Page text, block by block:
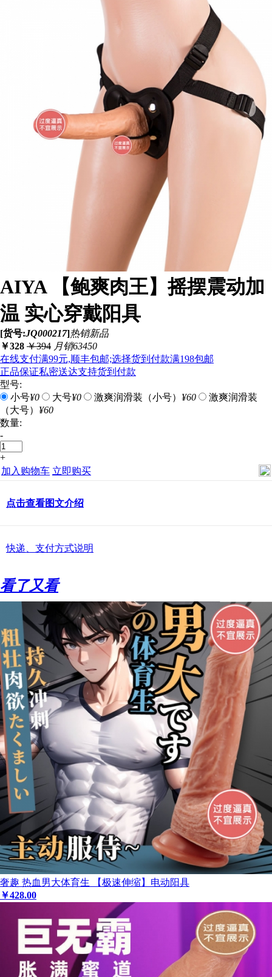
AIYA 【鲍爽肉王】摇摆震动加
温 实心穿戴阳具
[货号:JQ000217]热销新品
￥328 ￥394 月销63450
在线支付满99元,顺丰包邮;选择货到付款满198包邮
正品保证私密送达支持货到付款
型号:
小号¥0 大号¥0 激爽润滑装（小号） ¥60
激爽润滑装
（大号） ¥60
数量:
-
+
加入购物车 立即购买
点击查看图文介绍
快递、支付方式说明
看了又看
奢趣 热血男大体育生 【极速伸缩】电动阳具
￥428.00